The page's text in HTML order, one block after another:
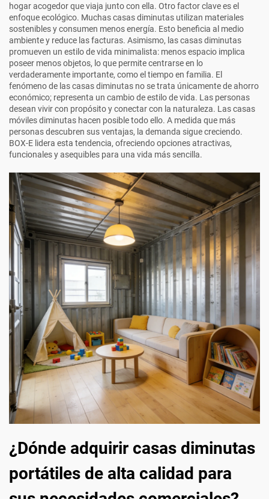
hogar acogedor que viaja junto con ella. Otro factor clave es el
enfoque ecológico. Muchas casas diminutas utilizan materiales
sostenibles y consumen menos energía. Esto beneficia al medio
ambiente y reduce las facturas. Asimismo, las casas diminutas
promueven un estilo de vida minimalista: menos espacio implica
poseer menos objetos, lo que permite centrarse en lo
verdaderamente importante, como el tiempo en familia. El
fenómeno de las casas diminutas no se trata únicamente de ahorro
económico; representa un cambio de estilo de vida. Las personas
desean vivir con propósito y conectar con la naturaleza. Las casas
móviles diminutas hacen posible todo ello. A medida que más
personas descubren sus ventajas, la demanda sigue creciendo.
BOX-E lidera esta tendencia, ofreciendo opciones atractivas,
funcionales y asequibles para una vida más sencilla.
¿Dónde adquirir casas diminutas
portátiles de alta calidad para